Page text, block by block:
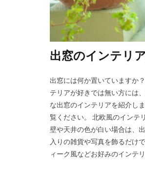
出窓のインテリ
出窓には何か置いていますか
テリアが好きでは無い方には
な出窓のインテリアを紹介し
覧ください。 北欧風のインテ
壁や天井の色が白い場合は、
入りの雑貨や写真を飾るだけ
ィーク風などお好みのインテ